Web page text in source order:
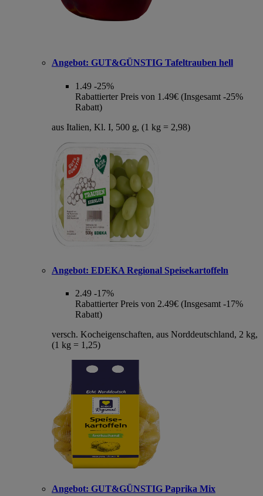
Angebot: GUT&GÜNSTIG Tafeltrauben hell
1.49 -25%
Rabattierter Preis von 1.49€ (Insgesamt -25%
Rabatt)
aus Italien, Kl. I, 500 g, (1 kg = 2,98)
Angebot: EDEKA Regional Speisekartoffeln
2.49 -17%
Rabattierter Preis von 2.49€ (Insgesamt -17%
Rabatt)
versch. Kocheigenschaften, aus Norddeutschland, 2 kg,
(1 kg = 1,25)
Angebot: GUT&GÜNSTIG Paprika Mix